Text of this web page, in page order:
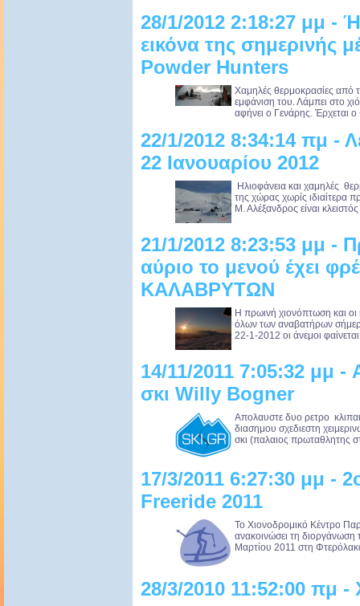
28/1/2012 2:18:27 μμ -
εικόνα της σημερινής
Powder Hunters
Χαμηλές θερμοκρασίες από
εμφάνιση του. Λάμπει στο
αφήνει ο Γενάρης. Έρχεται
22/1/2012 8:34:14 πμ -
22 Ιανουαρίου 2012
Ηλιοφάνεια και χαμηλές
της χώρας χωρίς ιδιαίτερα
Μ. Αλέξανδρος είναι
21/1/2012 8:23:53 μμ -
αύριο το μενού έχει
ΚΑΛΑΒΡΥΤΩΝ
Η πρωινή χιονόπτωση και οι
όλων των αναβατήρων
22-1-2012 οι άνεμοι
14/11/2011 7:05:32 μμ -
σκι Willy Bogner
Απολαυστε δυο ρετρο
διασημου σχεδιεστη
σκι (παλαιος πρωταθλητης
17/3/2011 6:27:30 μμ -
Freeride 2011
Το Χιονοδρομικό Κέντρο
ανακοινώσει τη
Μαρτίου 2011 στη
28/3/2010 11:52:00 πμ